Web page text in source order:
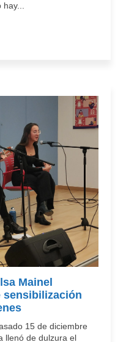
Mainel
sensibilización
15 de diciembre
llenó de dulzura el